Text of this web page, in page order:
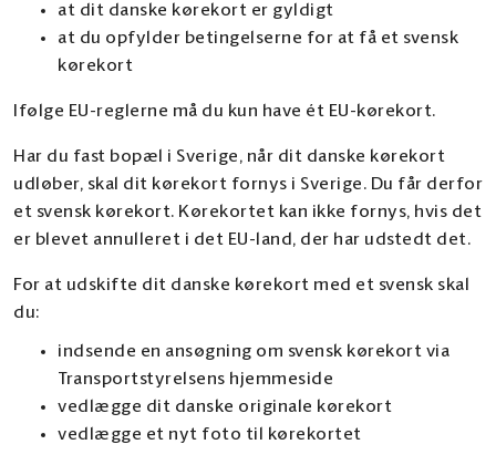
at dit danske kørekort er gyldigt
at du opfylder betingelserne for at få et svensk
kørekort
Ifølge EU-reglerne må du kun have ét EU-kørekort.
Har du fast bopæl i Sverige, når dit danske kørekort
udløber, skal dit kørekort fornys i Sverige. Du får derfor
et svensk kørekort. Kørekortet kan ikke fornys, hvis det
er blevet annulleret i det EU-land, der har udstedt det.
For at udskifte dit danske kørekort med et svensk skal
du:
indsende en ansøgning om svensk kørekort via
Transportstyrelsens hjemmeside
vedlægge dit danske originale kørekort
vedlægge et nyt foto til kørekortet